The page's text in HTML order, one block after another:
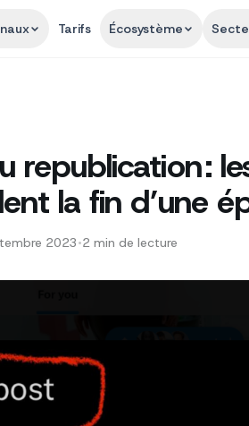
Tarifs Écosystème
republication :
la fin d’une
2023•2 min de lecture